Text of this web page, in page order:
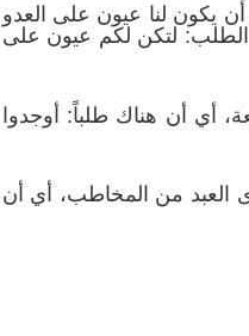
ذلك أن يكون لنا عيون على العدو
الطلب: لتكن لكم عيون على
أي أن هناك طلباً: أوجدوا
من المخاطب، أي أن